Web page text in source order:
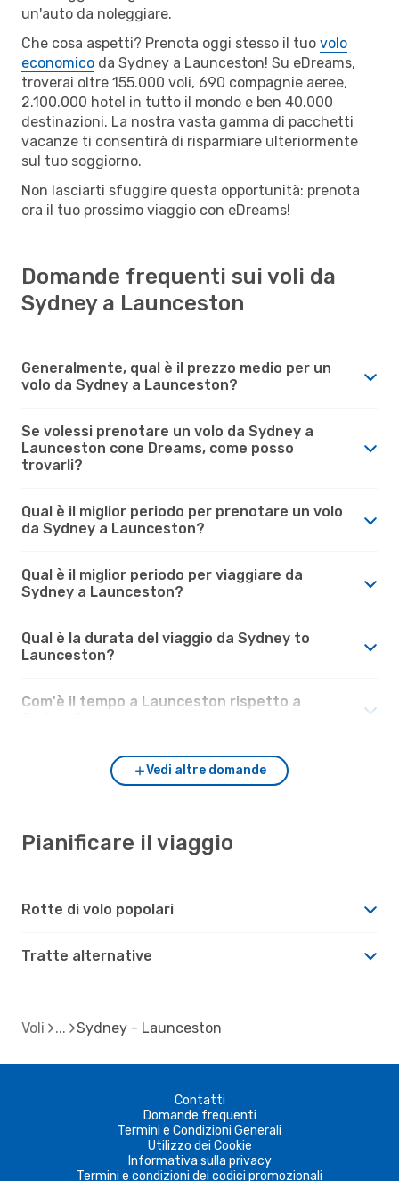
un'auto da noleggiare.
Che cosa aspetti? Prenota oggi stesso il tuo volo
economico da Sydney a Launceston! Su eDreams,
troverai oltre 155.000 voli, 690 compagnie aeree,
2.100.000 hotel in tutto il mondo e ben 40.000
destinazioni. La nostra vasta gamma di pacchetti
vacanze ti consentirà di risparmiare ulteriormente
sul tuo soggiorno.
Non lasciarti sfuggire questa opportunità: prenota
ora il tuo prossimo viaggio con eDreams!
Domande frequenti sui voli da
Sydney a Launceston
Generalmente, qual è il prezzo medio per un
volo da Sydney a Launceston?
Se volessi prenotare un volo da Sydney a
Launceston cone Dreams, come posso
trovarli?
Qual è il miglior periodo per prenotare un volo
da Sydney a Launceston?
Qual è il miglior periodo per viaggiare da
Sydney a Launceston?
Qual è la durata del viaggio da Sydney to
Launceston?
Com'è il tempo a Launceston rispetto a
Vedi altre domande
Pianificare il viaggio
Rotte di volo popolari
Tratte alternative
Voli Sydney - Launceston
Contatti
Domande frequenti
Termini e Condizioni Generali
Utilizzo dei Cookie
Informativa sulla privacy
Termini e condizioni dei codici promozionali